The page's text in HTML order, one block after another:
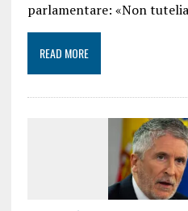
parlamentare: «Non
READ MORE